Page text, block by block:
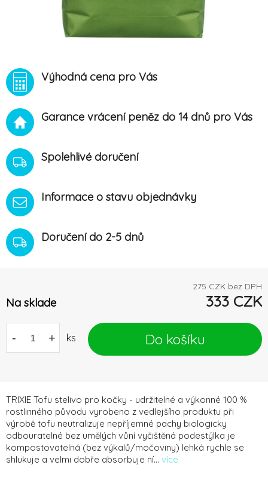
TRIXIE Tofu stelivo pro kočky - udržitelné a výkonné 100 %
rostlinného původu vyrobeno z vedlejšího produktu při
výrobě tofu neutralizuje nepříjemné pachy biologicky
odbouratelné bez umělých vůní vyčištěná podestýlka je
kompostovatelná (bez výkalů/močoviny) lehká rychle se
shlukuje a velmi dobře absorbuje ní... více
275 CZK bez DPH
Na sklade 333 CZK
- + ks Do košíku
Výhodná cena pro Vás
Garance vrácení peněz do 14 dnů pro Vás
Spolehlivé doručení
Informace o stavu objednávky
Doručení do 2-5 dnů